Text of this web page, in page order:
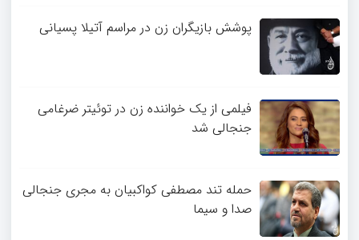
پوشش بازیگران زن در مراسم آتیلا پسیانی
فیلمی از یک خواننده زن در توئیتر ضرغامی
جنجالی شد
حمله تند مصطفی کواکبیان به مجری جنجالی
صدا و سیما